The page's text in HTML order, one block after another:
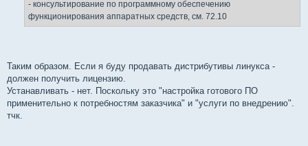
- консультирование по программному обеспечению
функционирования аппаратных средств, см. 72.10
Таким образом. Если я буду продавать дистрибутивы линукса -
должен получить лицензию.
Устанавливать - нет. Поскольку это "настройка готового ПО
применительно к потребностям заказчика" и "услуги по внедрению".
тчк.